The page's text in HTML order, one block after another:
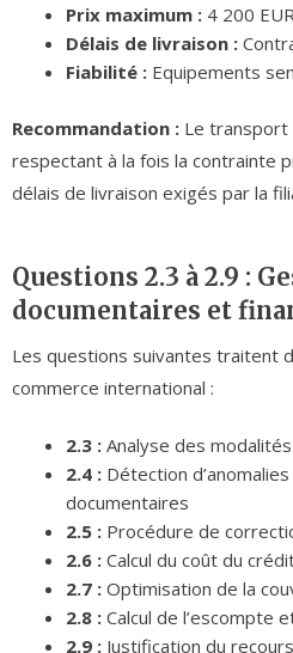
Prix maximum : 4 200
Délais de livraison :
Fiabilité : Equipements
Recommandation : Le transport
respectant à la fois la contrainte
délais de livraison exigés par la
Questions 2.3 à 2.9 :
documentaires et
Les questions suivantes traitent
commerce international :
2.3 : Analyse des
2.4 : Détection
documentaires
2.5 : Procédure de
2.6 : Calcul du coût du
2.7 : Optimisation de la
2.8 : Calcul de l’escompte
2.9 : Justification du